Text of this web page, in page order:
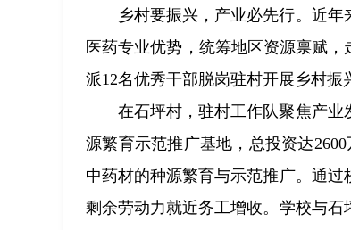
乡村要振兴，产业必先行。近
医药专业优势，统筹地区资源禀赋
派12名优秀干部脱岗驻村开展乡村振
在石坪村，驻村工作队聚焦产
源繁育示范推广基地，总投资达
中药材的种源繁育与示范推广。通
剩余劳动力就近务工增收。学校与